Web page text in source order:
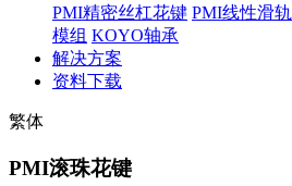
PMI精密丝杠花键 PMI线性滑轨
模组 KOYO轴承
解决方案
资料下载
繁体
PMI滚珠花键